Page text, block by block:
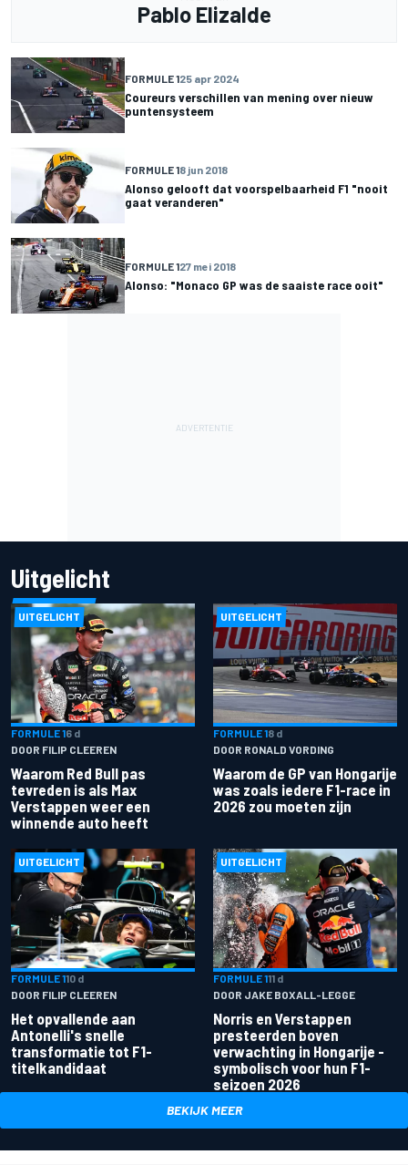
Pablo Elizalde
FORMULE 125 apr 2024
Coureurs verschillen van mening over nieuw
puntensysteem
FORMULE 18 jun 2018
Alonso gelooft dat voorspelbaarheid F1 "nooit
gaat veranderen"
FORMULE 127 mei 2018
Alonso: "Monaco GP was de saaiste race ooit"
Uitgelicht
UITGELICHT
FORMULE 16 d
DOOR FILIP CLEEREN
Waarom Red Bull pas
tevreden is als Max
Verstappen weer een
winnende auto heeft
UITGELICHT
FORMULE 18 d
DOOR RONALD VORDING
Waarom de GP van Hongarije
was zoals iedere F1-race in
2026 zou moeten zijn
UITGELICHT
FORMULE 110 d
DOOR FILIP CLEEREN
Het opvallende aan
Antonelli's snelle
transformatie tot F1-
titelkandidaat
UITGELICHT
FORMULE 111 d
DOOR JAKE BOXALL-LEGGE
Norris en Verstappen
presteerden boven
verwachting in Hongarije -
symbolisch voor hun F1-
seizoen 2026
BEKIJK MEER